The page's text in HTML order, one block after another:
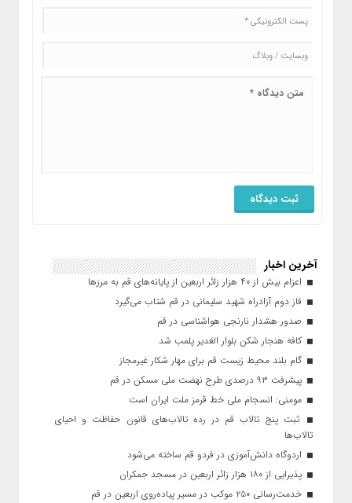
آخرین اخبار
اعزام بیش از ۴۰ هزار زائر اربعین از پایانه‌های قم به مرزها
فاز دوم آزادراه شهید سلیمانی در قم شتاب می‌گیرد
صدور هشدار نارنجی هواشناسی در قم
کافه هنجار شکن بلوار الغدیر پلمب شد
گام بلند محیط زیست قم برای مهار شکار غیرمجاز
پیشرفت ۹۳ درصدی طرح نهضت ملی مسکن در قم
مومنی: انسجام ملی خط قرمز ملت ایران است
ثبت پنج تالاب قم در رده تالاب‌های قانون حفاظت و احیای
تالاب‌ها
اردوگاه دانش‌آموزی در فردو قم ساخته می‌شود
پذیرایی از ۱۸۰ هزار زائر اربعین در مسجد جمکران
خدمت‌رسانی ۲۵۰ موکب در مسیر پیاده‌روی اربعین در قم